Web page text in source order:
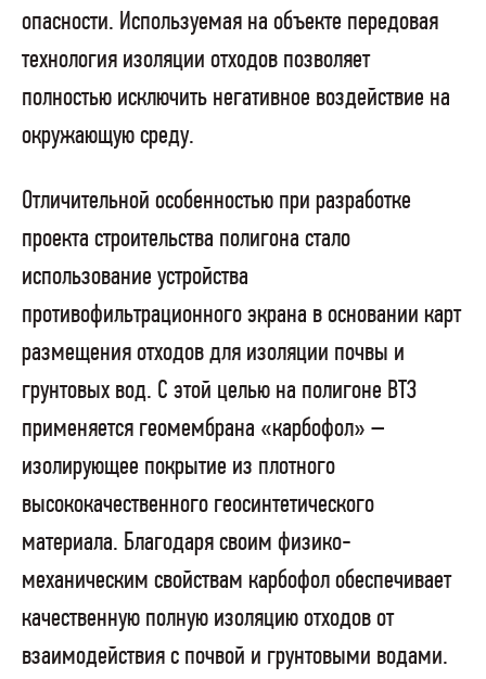
опасности. Используемая на объекте передовая
технология изоляции отходов позволяет
полностью исключить негативное воздействие на
окружающую среду.
Отличительной особенностью при разработке
проекта строительства полигона стало
использование устройства
противофильтрационного экрана в основании карт
размещения отходов для изоляции почвы и
грунтовых вод. С этой целью на полигоне ВТЗ
применяется геомембрана «карбофол» –
изолирующее покрытие из плотного
высококачественного геосинтетического
материала. Благодаря своим физико-
механическим свойствам карбофол обеспечивает
качественную полную изоляцию отходов от
взаимодействия с почвой и грунтовыми водами.